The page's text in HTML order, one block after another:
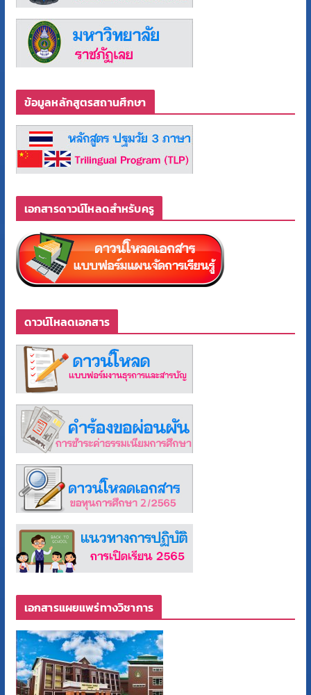
ข้อมูลหลักสูตรสถานศึกษา
เอกสารดาวน์โหลดสำหรับครู
ดาวน์โหลดเอกสาร
เอกสารแผยแพร่ทางวิชาการ